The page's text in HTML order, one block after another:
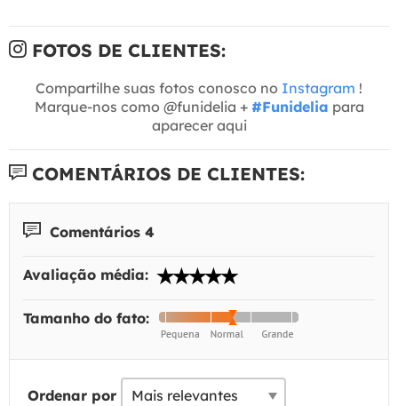
FOTOS DE CLIENTES:
Compartilhe suas fotos conosco no Instagram !
Marque-nos como @funidelia + #Funidelia para
aparecer aqui
COMENTÁRIOS DE CLIENTES:
Comentários 4
Avaliação média:
Tamanho do fato:
Ordenar por